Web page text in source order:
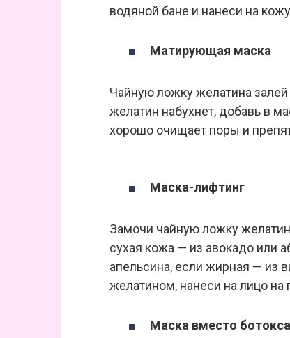
водяной бане и нанеси на
Матирующая маска
Чайную ложку желатина
желатин набухнет, добавь в
хорошо очищает поры и
Маска-лифтинг
Замочи чайную ложку
сухая кожа — из авокадо или
апельсина, если жирная — из
желатином, нанеси на лицо на
Маска вместо ботокса